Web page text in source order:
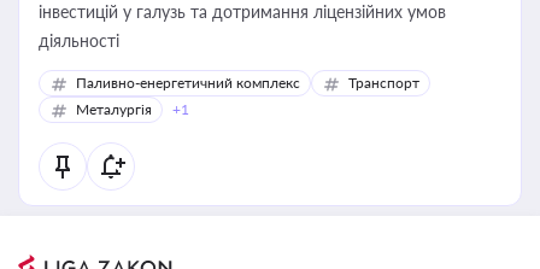
інвестицій у галузь та дотримання ліцензійних умов
діяльності
Паливно-енергетичний комплекс
Транспорт
Металургія
+1